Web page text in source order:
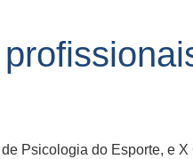
Psicologia do Esporte, e X